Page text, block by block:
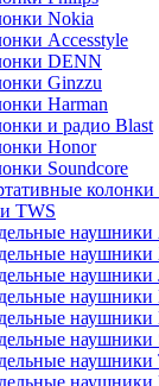
Nokia
Accesstyle
DENN
Ginzzu
Harman
и радио Blast
Honor
Soundcore
TWS
наушники
наушники
наушники
наушники
наушники
наушники
наушники
наушники